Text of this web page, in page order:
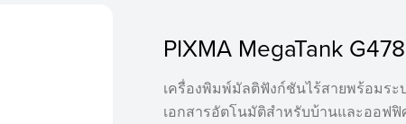
PIXMA MegaTank
เครื่องพิมพ์มัลติฟังก์ชันไร้สายพร้อมร
เอกสารอัตโนมัติสำหรับบ้านและออฟฟิ